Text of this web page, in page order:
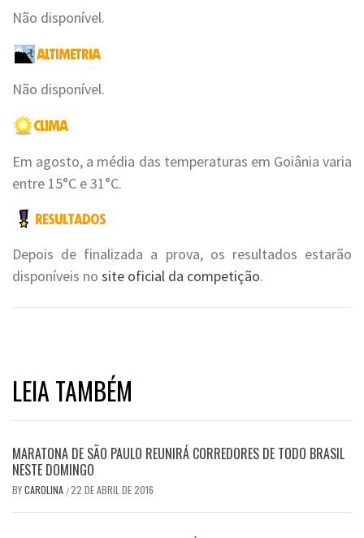
Não disponível.
Não disponível.
Em agosto, a média das temperaturas em Goiânia varia
entre 15°C e 31°C.
Depois de finalizada a prova, os resultados estarão
disponíveis no site oficial da competição.
LEIA TAMBÉM
MARATONA DE SÃO PAULO REUNIRÁ CORREDORES DE TODO BRASIL
NESTE DOMINGO
BYCAROLINA /22 DE ABRIL DE 2016